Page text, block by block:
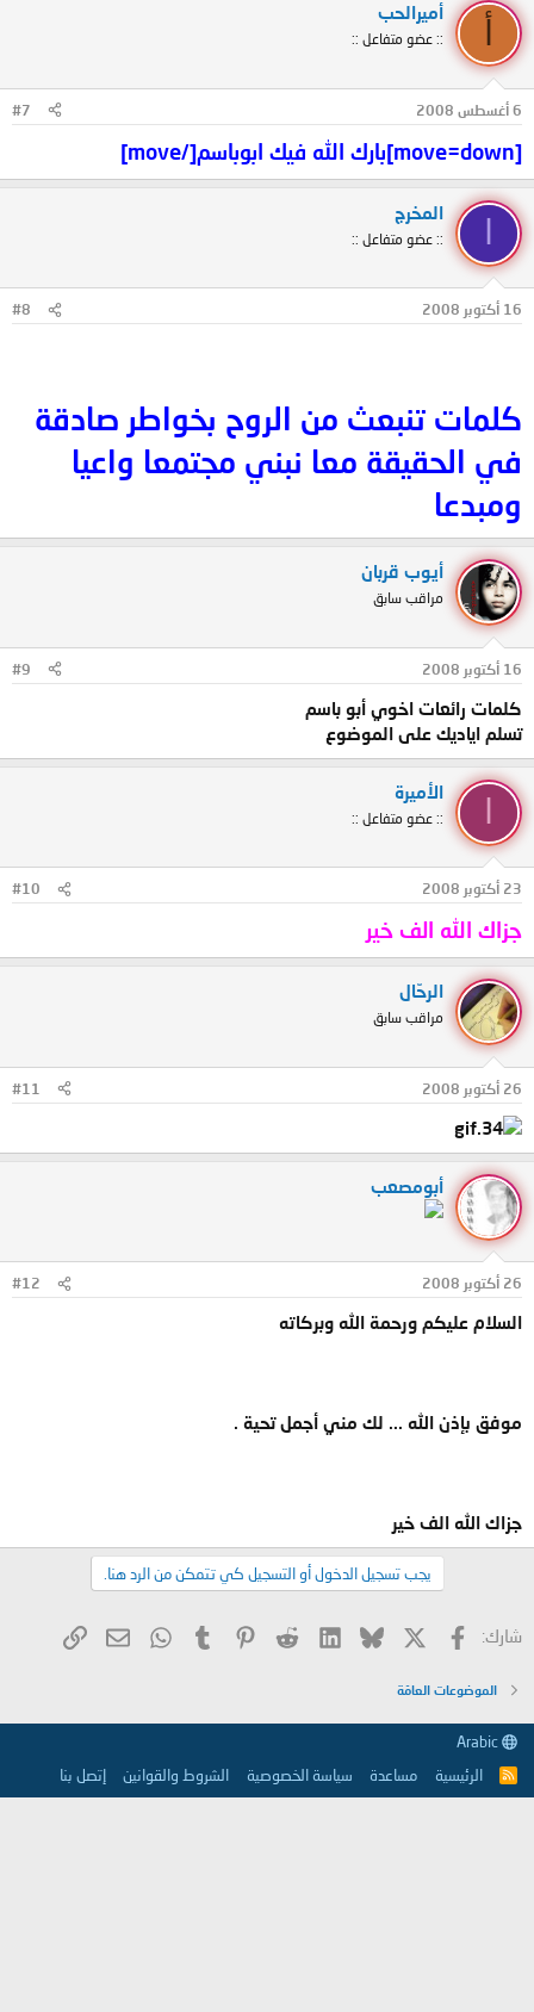
أميرالحب
:: عضو متفاعل ::
6 أغسطس 2008 #7
[move=down]بارك الله فيك ابوباسم[/move]
المخرج
:: عضو متفاعل ::
16 أكتوبر 2008 #8
كلمات تنبعث من الروح بخواطر صادقة
في الحقيقة معا نبني مجتمعا واعيا
ومبدعا
أيوب قربان
مراقب سابق
16 أكتوبر 2008 #9
كلمات رائعات اخوي أبو باسم
تسلم اياديك على الموضوع
الأميرة
:: عضو متفاعل ::
23 أكتوبر 2008 #10
جزاك الله الف خير
الرحّال
مراقب سابق
26 أكتوبر 2008 #11
أبومصعب
26 أكتوبر 2008 #12
السلام عليكم ورحمة الله وبركاته
موفق بإذن الله ... لك مني أجمل تحية .
جزاك الله الف خير
يجب تسجيل الدخول أو التسجيل كي تتمكن من الرد هنا.
شارك: فيسبوك Bluesky
LinkedIn
Reddit
Pinterest
Tumblr
WhatsApp
البريد
الموضوعات العامّة
R
الرئيسية مساعدة سياسة الخصوصية الشروط والقوانين إتصل بنا